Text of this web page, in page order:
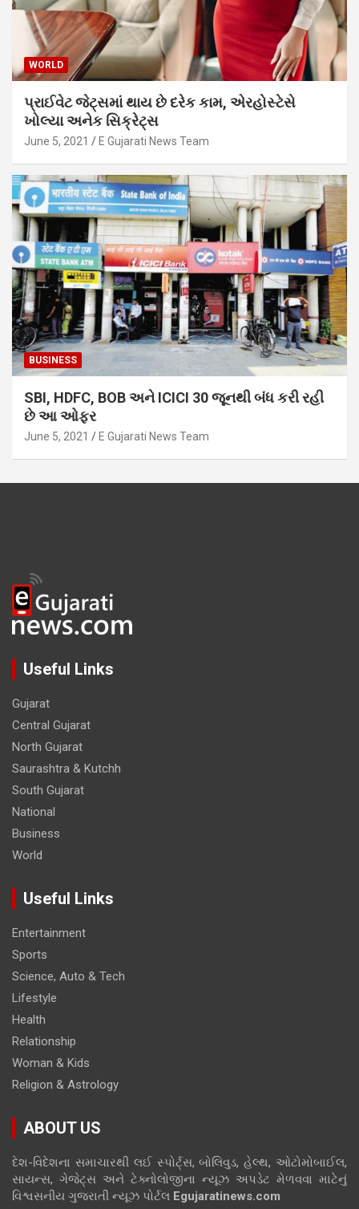
WORLD
પ્રાઈવેટ જેટ્સમાં થાય છે દરેક કામ, એરહોસ્ટેસે
ખોલ્યા અનેક સિક્રેટ્સ
June 5, 2021 E Gujarati News Team
BUSINESS
SBI, HDFC, BOB અને ICICI 30 જૂનથી બંધ કરી રહી
છે આ ઓફર
June 5, 2021 E Gujarati News Team
Useful Links
Gujarat
Central Gujarat
North Gujarat
Saurashtra & Kutchh
South Gujarat
National
Business
World
Useful Links
Entertainment
Sports
Science, Auto & Tech
Lifestyle
Health
Relationship
Woman & Kids
Religion & Astrology
ABOUT US
દેશ-વિદેશના સમાચારથી લઈ સ્પોર્ટ્સ, બોલિવુડ, હેલ્થ, ઓટોમોબાઈલ,
સાયન્સ, ગેજેટ્સ અને ટેક્નોલોજીના ન્યૂઝ અપડેટ મેળવવા માટેનું
વિશ્વસનીય ગુજરાતી ન્યૂઝ પોર્ટલ Egujaratinews.com